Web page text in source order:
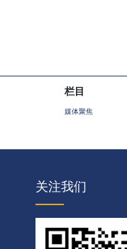
栏目
媒体聚焦
关注我们